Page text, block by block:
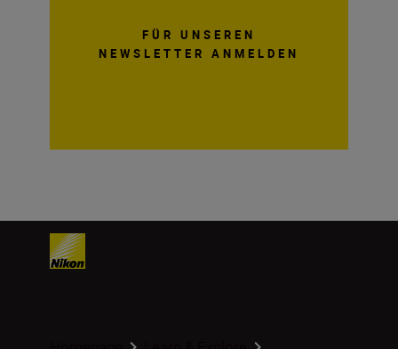
FÜR UNSEREN
NEWSLETTER ANMELDEN